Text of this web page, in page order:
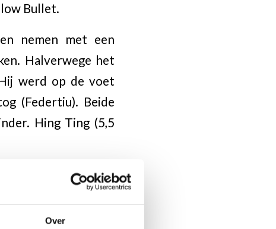
Over
Bullet.
nemen met een
Halverwege het
werd op de voet
(Federtiu). Beide
Hing Ting (5,5